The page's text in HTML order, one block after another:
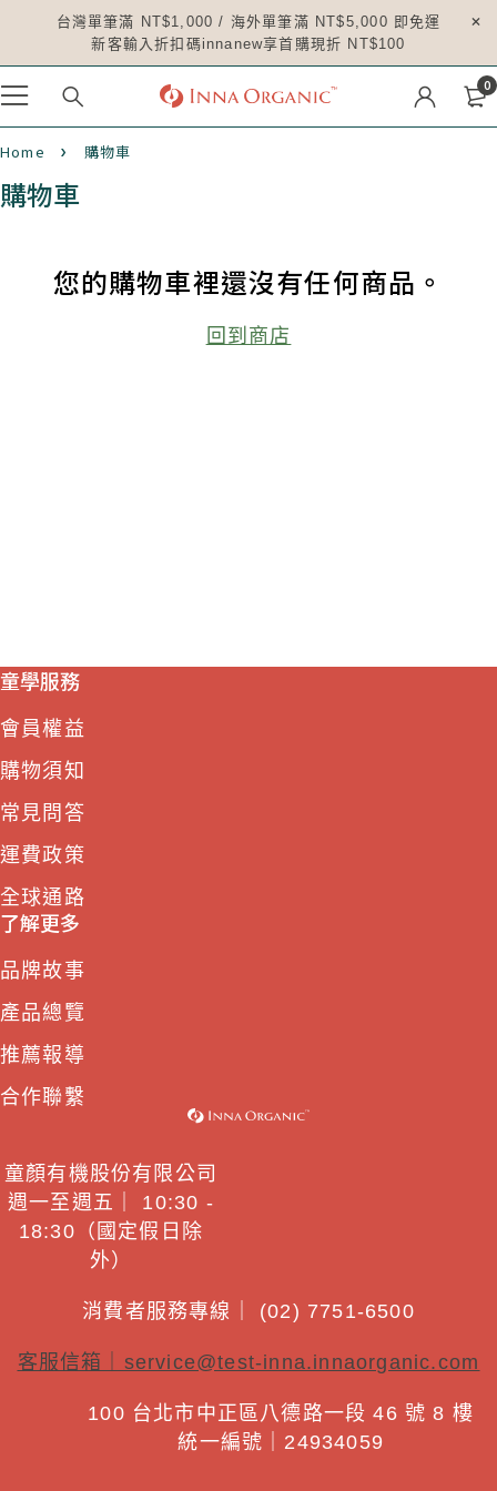
台灣單筆滿 NT$1,000 / 海外單筆滿 NT$5,000 即免運
新客輸入折扣碼innanew享首購現折 NT$100
0
Home 購物車
購物車
您的購物車裡還沒有任何商品。
回到商店
童學服務
會員權益
購物須知
常見問答
運費政策
全球通路
了解更多
品牌故事
產品總覽
推薦報導
合作聯繫
童顏有機股份有限公司
週一至週五｜ 10:30 -
18:30（國定假日除
外）
消費者服務專線｜ (02) 7751-6500
客服信箱｜ service@test-inna.innaorganic.com
100 台北市中正區八德路一段 46 號 8 樓
統一編號｜24934059